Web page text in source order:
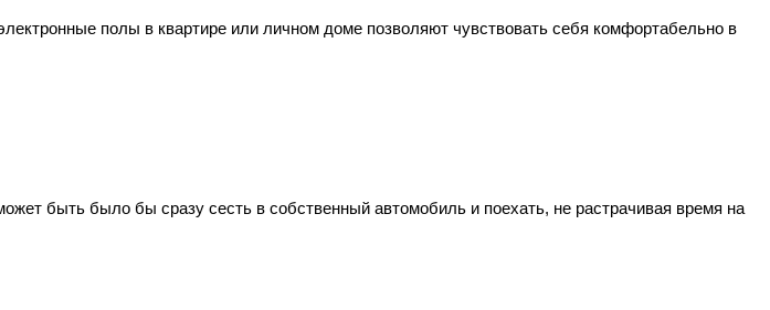
полы в квартире или личном доме позволяют чувствовать себя комфортабельно в
быть было бы сразу сесть в собственный автомобиль и поехать, не растрачивая время на